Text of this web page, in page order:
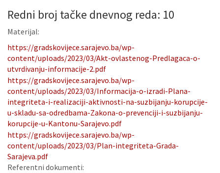
Redni broj tačke dnevnog reda: 10
Materijal:
https://gradskovijece.sarajevo.ba/wp-
content/uploads/2023/03/Akt-ovlastenog-Predlagaca-o-
utvrdivanju-informacije-2.pdf
https://gradskovijece.sarajevo.ba/wp-
content/uploads/2023/03/Informacija-o-izradi-Plana-
integriteta-i-realizaciji-aktivnosti-na-suzbijanju-korupcije-
u-skladu-sa-odredbama-Zakona-o-prevenciji-i-suzbijanju-
korupcije-u-Kantonu-Sarajevo.pdf
https://gradskovijece.sarajevo.ba/wp-
content/uploads/2023/03/Plan-integriteta-Grada-
Sarajeva.pdf
Referentni dokumenti: